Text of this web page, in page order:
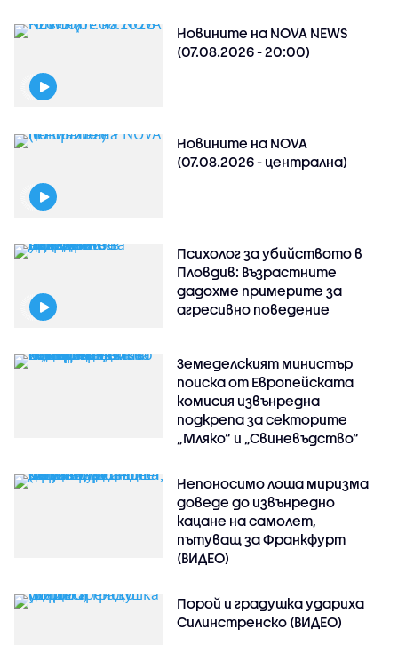
Новините на NOVA NEWS
(07.08.2026 - 20:00)
Новините на NOVA
(07.08.2026 - централна)
Психолог за убийството в
Пловдив: Възрастните
дадохме примерите за
агресивно поведение
Земеделският министър
поиска от Европейската
комисия извънредна
подкрепа за секторите
„Мляко“ и „Свиневъдство“
Непоносимо лоша миризма
доведе до извънредно
кацане на самолет,
пътуващ за Франкфурт
(ВИДЕО)
Порой и градушка удариха
Силинстренско (ВИДЕО)